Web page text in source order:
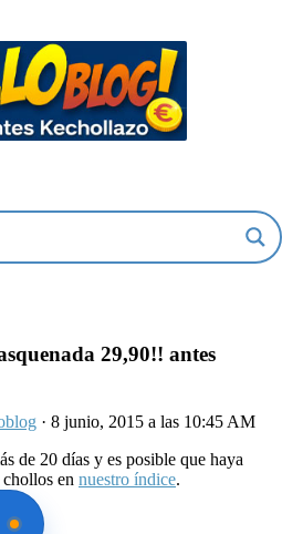
29,90!! antes
· 8 junio, 2015 a las 10:45 AM
de 20 días y es posible que haya
en nuestro índice.